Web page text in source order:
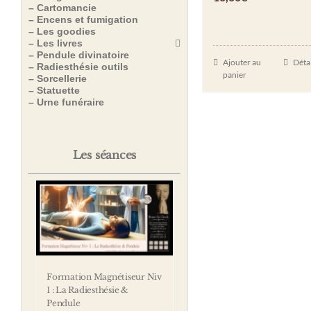
– Cartomancie
– Encens et fumigation
– Les goodies
– Les livres
– Pendule divinatoire
– Radiesthésie outils
– Sorcellerie
– Statuette
– Urne funéraire
Les séances
Formation Magnétiseur Niv
1 : La Radiesthésie &
Pendule
Ajouter au
panier